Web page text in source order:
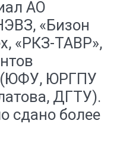
АО
«Бизон
«РКЗ-ТАВР»,
(ЮФУ, ЮРГПУ
ДГТУ).
сдано более